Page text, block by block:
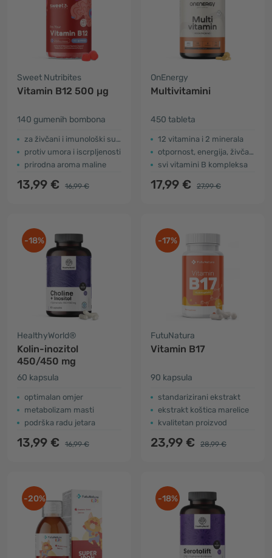
Sweet Nutribites
Vitamin B12 500 µg
140 gumenih bombona
za živčani i imunološki sustav
protiv umora i iscrpljenosti
prirodna aroma maline
13,99 € 16,99 €
OnEnergy
Multivitamini
450 tableta
12 vitamina i 2 minerala
otpornost, energija, živčani sustav…
svi vitamini B kompleksa
17,99 € 27,99 €
-18%
HealthyWorld®
Kolin-inozitol
450/450 mg
60 kapsula
optimalan omjer
metabolizam masti
podrška radu jetara
13,99 € 16,99 €
-17%
FutuNatura
Vitamin B17
90 kapsula
standarizirani ekstrakt
ekstrakt koštica marelice
kvalitetan proizvod
23,99 € 28,99 €
-20% -18%